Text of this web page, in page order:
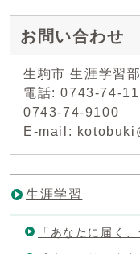
お問い合わせ
生駒市 生涯学習
電話: 0743-74-
0743-74-9100
E-mail:
生涯学習
「あなたに届く